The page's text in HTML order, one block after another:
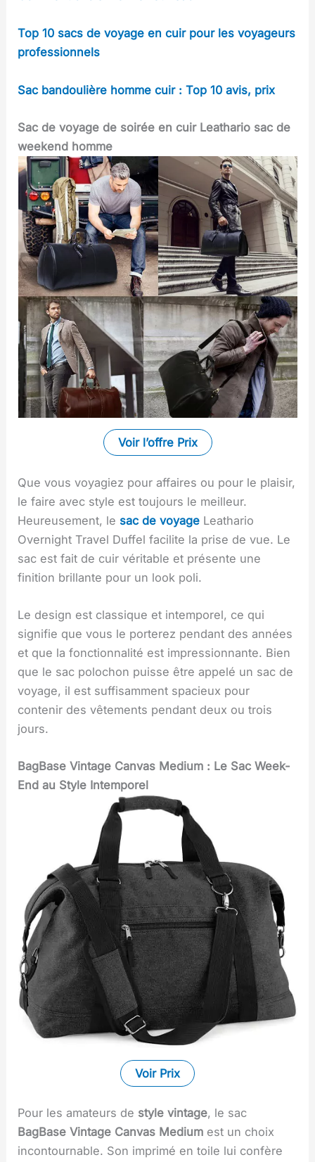
Top 10 sacs de voyage en cuir pour les voyageurs
professionnels
Sac bandoulière homme cuir : Top 10 avis, prix
Sac de voyage de soirée en cuir Leathario sac de
weekend homme
Voir l’offre Prix
Que vous voyagiez pour affaires ou pour le plaisir,
le faire avec style est toujours le meilleur.
Heureusement, le sac de voyage Leathario
Overnight Travel Duffel facilite la prise de vue. Le
sac est fait de cuir véritable et présente une
finition brillante pour un look poli.
Le design est classique et intemporel, ce qui
signifie que vous le porterez pendant des années
et que la fonctionnalité est impressionnante. Bien
que le sac polochon puisse être appelé un sac de
voyage, il est suffisamment spacieux pour
contenir des vêtements pendant deux ou trois
jours.
BagBase Vintage Canvas Medium : Le Sac Week-
End au Style Intemporel
Voir Prix
Pour les amateurs de style vintage, le sac
BagBase Vintage Canvas Medium est un choix
incontournable. Son imprimé en toile lui confère